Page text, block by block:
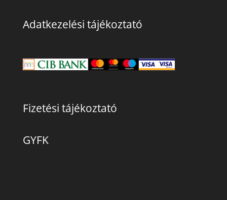
Adatkezelési tájékoztató
Fizetési tájékoztató
GYFK